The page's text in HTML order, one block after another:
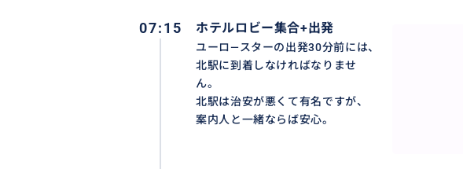
07:15 ホテルロビー集合+出発
ユーロ―スターの出発30分前には、
北駅に到着しなければなりませ
ん。
北駅は治安が悪くて有名ですが、
案内人と一緒ならば安心。